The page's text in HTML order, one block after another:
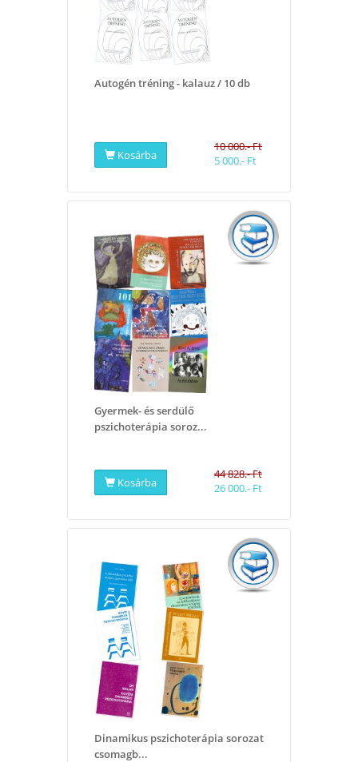
Autogén tréning - kalauz / 10 db
Kosárba
10 000.- Ft
5 000.- Ft
Gyermek- és serdülő
pszichoterápia soroz...
Kosárba
44 828.- Ft
26 000.- Ft
Dinamikus pszichoterápia sorozat
csomagb...